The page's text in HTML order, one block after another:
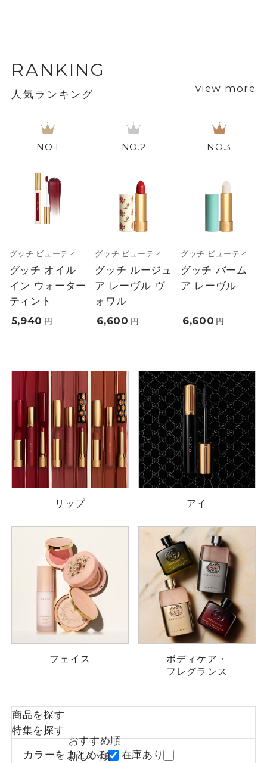
RANKING
人気ランキング view more
1
グッチ ビューティ
グッチ オイル
イン ウォーター
ティント
5,940 円
2
グッチ ビューティ
グッチ ルージュ
ア レーヴル ヴ
ォワル
6,600 円
3
グッチ ビューティ
グッチ バーム
ア レーヴル
6,600 円
リップ アイ
フェイス
ボディケア・
フレグランス
商品を探す
特集を探す
カラーをまとめる 在庫あり
おすすめ順
新しい順